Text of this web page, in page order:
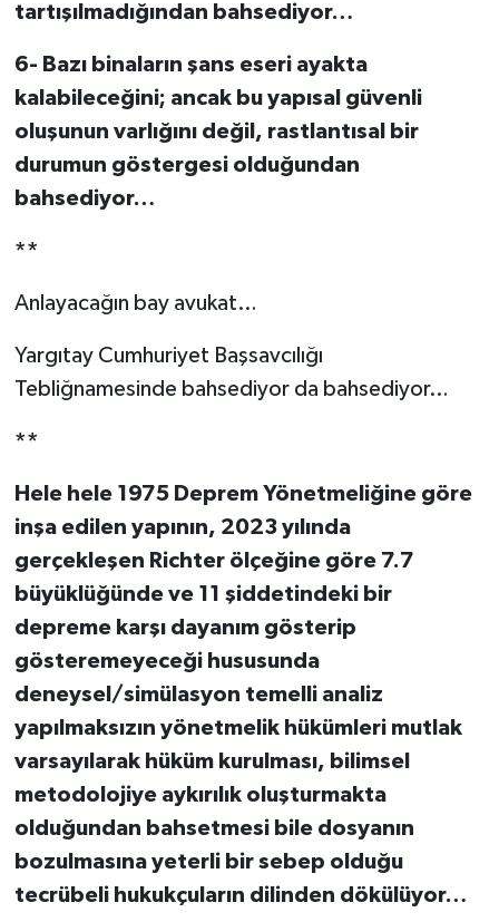
tartışılmadığından bahsediyor…
6- Bazı binaların şans eseri ayakta
kalabileceğini; ancak bu yapısal güvenli
oluşunun varlığını değil, rastlantısal bir
durumun göstergesi olduğundan
bahsediyor…
**
Anlayacağın bay avukat…
Yargıtay Cumhuriyet Başsavcılığı
Tebliğnamesinde bahsediyor da bahsediyor…
**
Hele hele 1975 Deprem Yönetmeliğine göre
inşa edilen yapının, 2023 yılında
gerçekleşen Richter ölçeğine göre 7.7
büyüklüğünde ve 11 şiddetindeki bir
depreme karşı dayanım gösterip
gösteremeyeceği hususunda
deneysel/simülasyon temelli analiz
yapılmaksızın yönetmelik hükümleri mutlak
varsayılarak hüküm kurulması, bilimsel
metodolojiye aykırılık oluşturmakta
olduğundan bahsetmesi bile dosyanın
bozulmasına yeterli bir sebep olduğu
tecrübeli hukukçuların dilinden dökülüyor…